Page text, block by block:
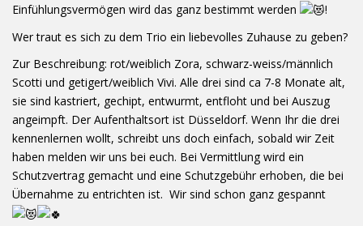
Einfühlungsvermögen wird das ganz bestimmt werden
!
Wer traut es sich zu dem Trio ein liebevolles Zuhause zu geben?
Zur Beschreibung: rot/weiblich Zora, schwarz-weiss/männlich
Scotti und getigert/weiblich Vivi. Alle drei sind ca 7-8 Monate alt,
sie sind kastriert, gechipt, entwurmt, entfloht und bei Auszug
angeimpft. Der Aufenthaltsort ist Düsseldorf. Wenn Ihr die drei
kennenlernen wollt, schreibt uns doch einfach, sobald wir Zeit
haben melden wir uns bei euch. Bei Vermittlung wird ein
Schutzvertrag gemacht und eine Schutzgebühr erhoben, die bei
Übernahme zu entrichten ist. Wir sind schon ganz gespannt